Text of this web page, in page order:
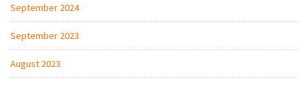
September 2024
September 2023
August 2023